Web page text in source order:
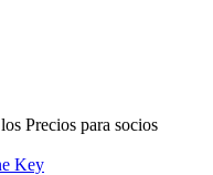
Precios para socios
Key